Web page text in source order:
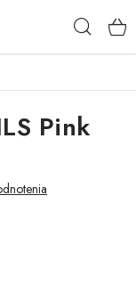
Pink